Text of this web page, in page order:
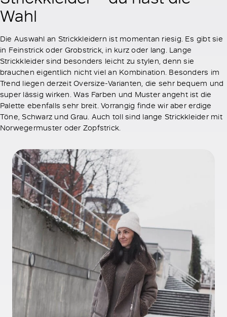
Wahl
Die Auswahl an Strickkleidern ist momentan riesig. Es gibt sie
in Feinstrick oder Grobstrick, in kurz oder lang. Lange
Strickkleider sind besonders leicht zu stylen, denn sie
brauchen eigentlich nicht viel an Kombination. Besonders im
Trend liegen derzeit Oversize-Varianten, die sehr bequem und
super lässig wirken. Was Farben und Muster angeht ist die
Palette ebenfalls sehr breit. Vorrangig finde wir aber erdige
Töne, Schwarz und Grau. Auch toll sind lange Strickkleider mit
Norwegermuster oder Zopfstrick.